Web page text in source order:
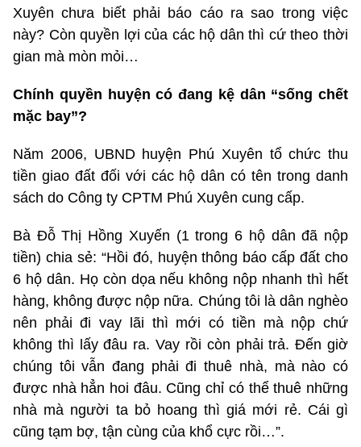
Xuyên chưa biết phải báo cáo ra sao trong việc
này? Còn quyền lợi của các hộ dân thì cứ theo thời
gian mà mòn mỏi…
Chính quyền huyện có đang kệ dân “sống chết
mặc bay”?
Năm 2006, UBND huyện Phú Xuyên tổ chức thu
tiền giao đất đối với các hộ dân có tên trong danh
sách do Công ty CPTM Phú Xuyên cung cấp.
Bà Đỗ Thị Hồng Xuyến (1 trong 6 hộ dân đã nộp
tiền) chia sẻ: “Hồi đó, huyện thông báo cấp đất cho
6 hộ dân. Họ còn dọa nếu không nộp nhanh thì hết
hàng, không được nộp nữa. Chúng tôi là dân nghèo
nên phải đi vay lãi thì mới có tiền mà nộp chứ
không thì lấy đâu ra. Vay rồi còn phải trả. Đến giờ
chúng tôi vẫn đang phải đi thuê nhà, mà nào có
được nhà hẳn hoi đâu. Cũng chỉ có thể thuê những
nhà mà người ta bỏ hoang thì giá mới rẻ. Cái gì
cũng tạm bợ, tận cùng của khổ cực rồi…”.